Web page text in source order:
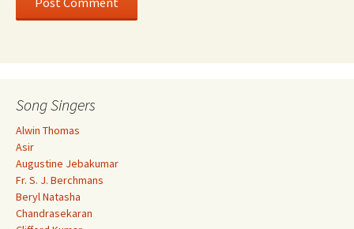
Song Singers
Alwin Thomas
Asir
Augustine Jebakumar
Fr. S. J. Berchmans
Beryl Natasha
Chandrasekaran